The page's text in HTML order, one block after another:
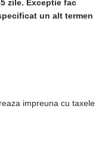
zile. Exceptie fac
un alt termen
impreuna cu taxele